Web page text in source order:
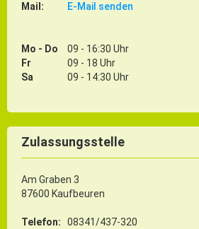
Mail:
E-Mail senden
Mo - Do
09 - 16:30 Uhr
Fr
09 - 18 Uhr
Sa
09 - 14:30 Uhr
Zulassungsstelle
Am Graben 3
87600 Kaufbeuren
Telefon: 08341/437-320